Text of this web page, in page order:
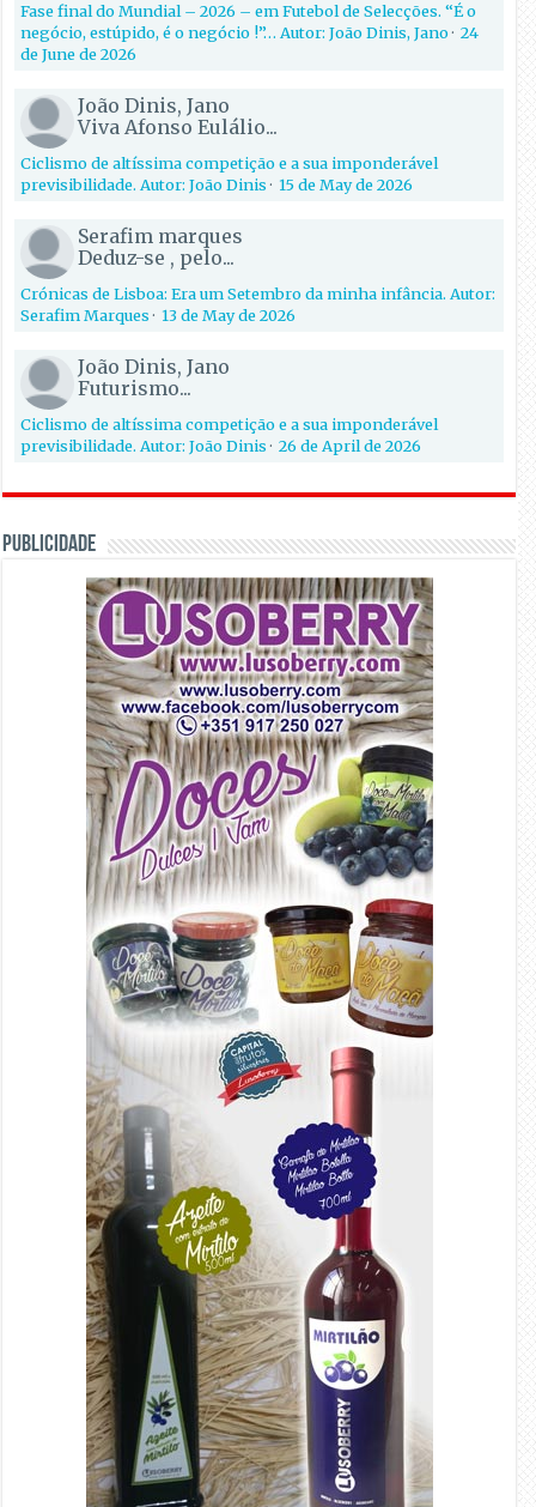
Fase final do Mundial – 2026 – em Futebol de Selecções. “É o
negócio, estúpido, é o negócio !”… Autor: João Dinis, Jano·24
de June de 2026
João Dinis, Jano
Viva Afonso Eulálio...
Ciclismo de altíssima competição e a sua imponderável
previsibilidade. Autor: João Dinis·15 de May de 2026
Serafim marques
Deduz-se , pelo...
Crónicas de Lisboa: Era um Setembro da minha infância. Autor:
Serafim Marques·13 de May de 2026
João Dinis, Jano
Futurismo...
Ciclismo de altíssima competição e a sua imponderável
previsibilidade. Autor: João Dinis·26 de April de 2026
PUBLICIDADE